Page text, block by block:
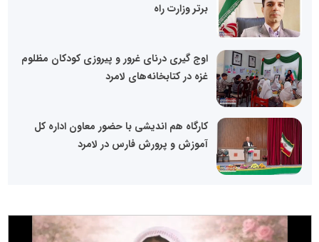
برتر وزارت راه
اوج گیری درنای غرور و پیروزی کودکان مظلوم
غزه در کتابخانه‌های لامرد
کارگاه هم اندیشی با حضور معاون اداره کل
آموزش و پرورش فارس در لامرد